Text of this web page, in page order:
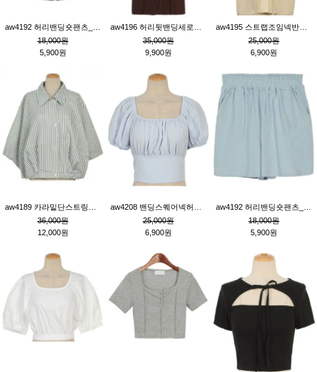
18,000원
5,900원
35,000원
9,900원
25,000원
6,900원
36,000원
12,000원
25,000원
6,900원
18,000원
5,900원